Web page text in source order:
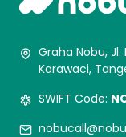
Graha Nobu, Jl.
Karawaci,
SWIFT Code: